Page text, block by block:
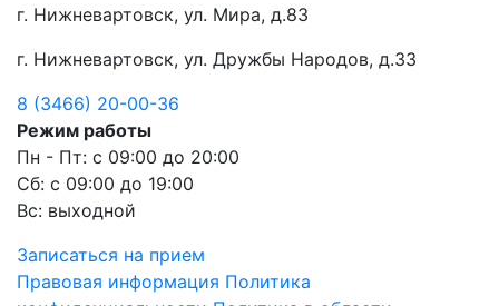
г. Нижневартовск, ул. Мира, д.83
г. Нижневартовск, ул. Дружбы Народов, д.33
8 (3466) 20-00-36
Режим работы
Пн - Пт: с 09:00 до 20:00
Сб: с 09:00 до 19:00
Вс: выходной
Записаться на прием
Правовая информация Политика